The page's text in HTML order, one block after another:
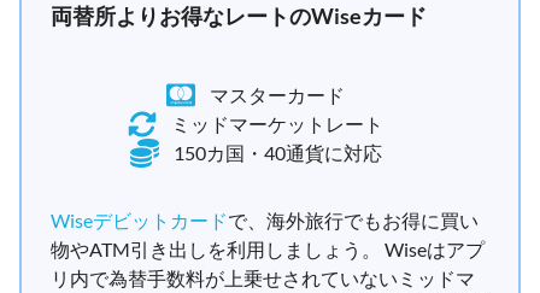
両替所よりお得なレートのWiseカード
マスターカード
ミッドマーケットレート
150カ国・40通貨に対応
Wiseデビットカードで、海外旅行でもお得に買い
物やATM引き出しを利用しましょう。 Wiseはアプ
リ内で為替手数料が上乗せされていないミッドマ